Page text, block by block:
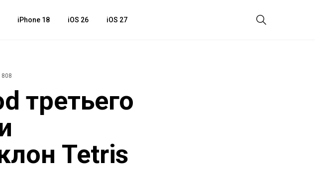
iPhone 18 iOS 26 iOS 27
808
третьего
Tetris